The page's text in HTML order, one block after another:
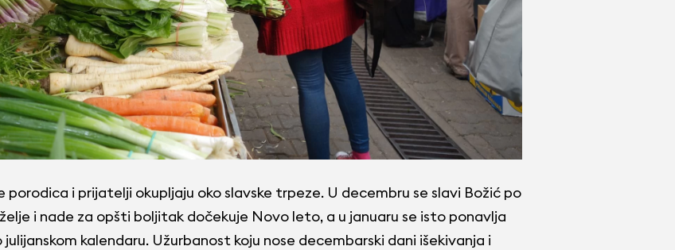
porodica i prijatelji okupljaju oko slavske trpeze. U decembru se slavi Božić po
i nade za opšti boljitak dočekuje Novo leto, a u januaru se isto ponavlja
kalendaru. Užurbanost koju nose decembarski dani išekivanja i